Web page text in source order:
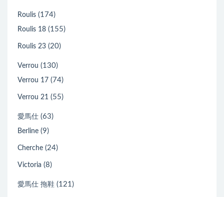
Roulis (174)
Roulis 18 (155)
Roulis 23 (20)
Verrou (130)
Verrou 17 (74)
Verrou 21 (55)
愛馬仕 (63)
Berline (9)
Cherche (24)
Victoria (8)
愛馬仕 拖鞋 (121)